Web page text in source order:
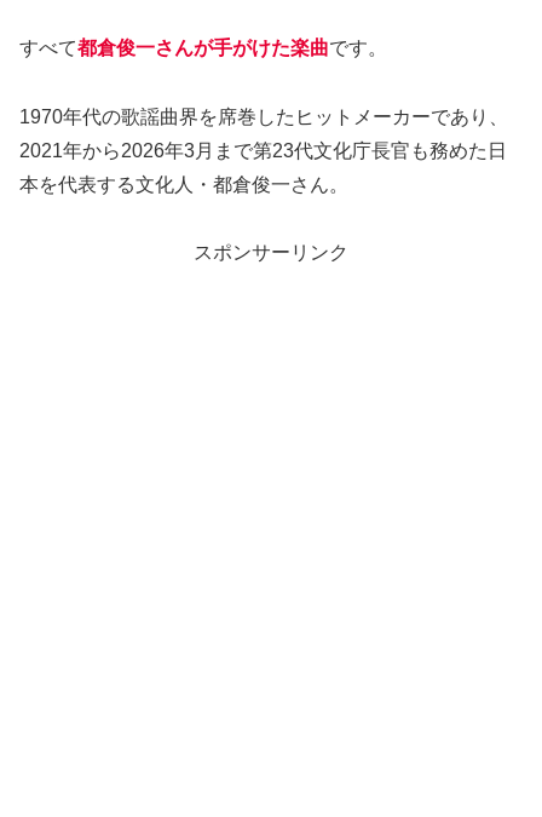
すべて都倉俊一さんが手がけた楽曲です。
1970年代の歌謡曲界を席巻したヒットメーカーであり、
2021年から2026年3月まで第23代文化庁長官も務めた日
本を代表する文化人・都倉俊一さん。
スポンサーリンク